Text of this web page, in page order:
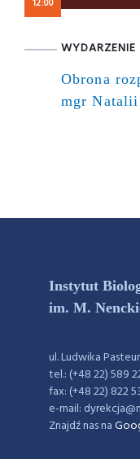
12:00
WYDARZENIE
Obrona
mgr
Instytut
im. M.
ul. Ludwika
tel.: (+48 22) 589
fax: (+48 22) 822
e-mail:
Znajdź nas na